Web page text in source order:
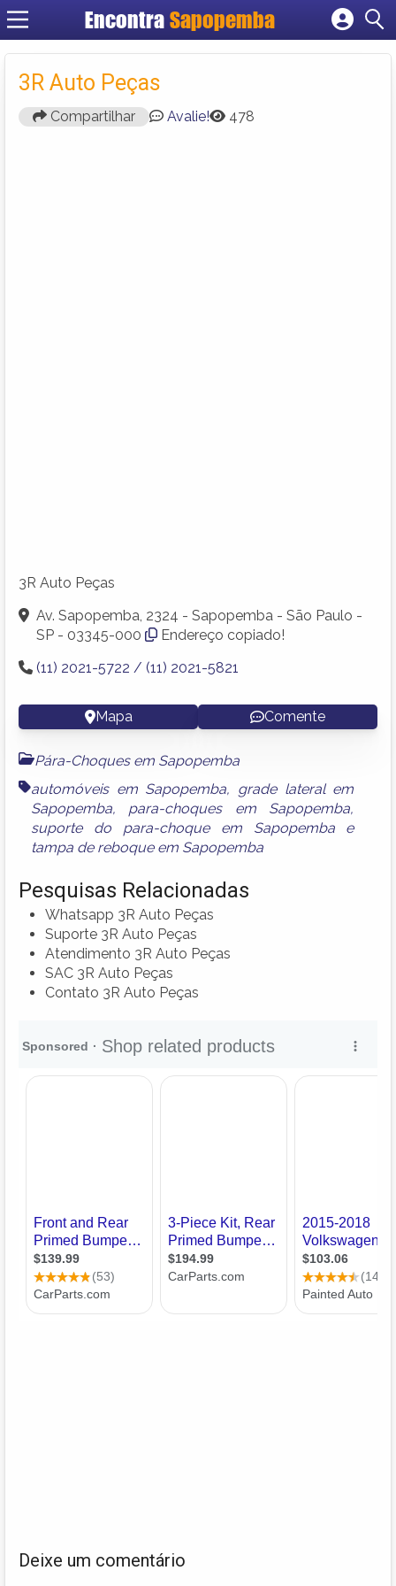
Encontra Sapopemba
Cadastrar empresa
3R Auto Peças
Compartilhar Avalie! 478
3R Auto Peças
Av. Sapopemba, 2324 - Sapopemba - São Paulo -
SP - 03345-000
Endereço copiado!
(11) 2021-5722 / (11) 2021-5821
Mapa Comente
Pára-Choques em Sapopemba
automóveis em Sapopemba, grade lateral em
Sapopemba, para-choques em Sapopemba,
suporte do para-choque em Sapopembae
tampa de reboque em Sapopemba
Pesquisas Relacionadas
Whatsapp 3R Auto Peças
Suporte 3R Auto Peças
Atendimento 3R Auto Peças
SAC 3R Auto Peças
Contato 3R Auto Peças
Deixe um comentário